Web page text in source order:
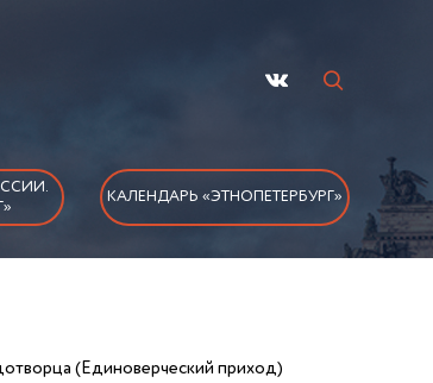
КАЛЕНДАРЬ «ЭТНОПЕТЕРБУРГ»
(Единоверческий приход)